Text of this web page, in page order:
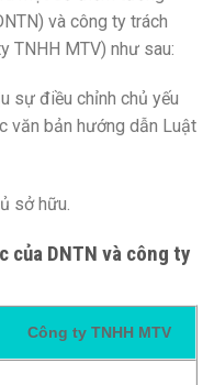
và công ty trách
TNHH MTV) như sau:
sự điều chỉnh chủ yếu
văn bản hướng dẫn Luật
sở hữu.
của DNTN và công ty
Công ty TNHH MTV